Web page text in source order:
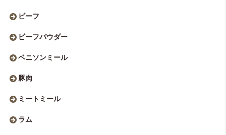
ビーフ
ビーフパウダー
ベニソンミール
豚肉
ミートミール
ラム